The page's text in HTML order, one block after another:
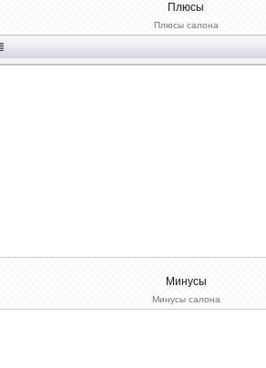
Плюсы
Плюсы салона
Минусы
Минусы салона